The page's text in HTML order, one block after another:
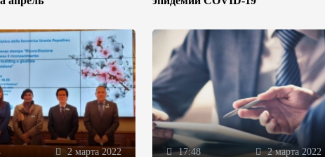
2 марта 2022 17:48 2 марта 2022